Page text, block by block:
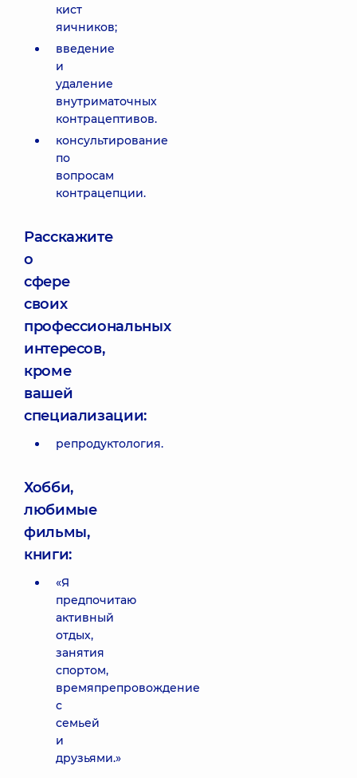
кист
яичников;
введение
и
удаление
внутриматочных
контрацептивов.
консультирование
по
вопросам
контрацепции.
Расскажите
о
сфере
своих
профессиональных
интересов,
кроме
вашей
специализации:
репродуктология.
Хобби,
любимые
фильмы,
книги:
«Я
предпочитаю
активный
отдых,
занятия
спортом,
времяпрепровождение
с
семьей
и
друзьями.»